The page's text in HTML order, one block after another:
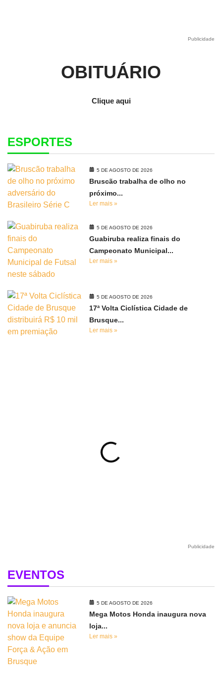
Publicidade
OBITUÁRIO
Clique aqui
ESPORTES
5 DE AGOSTO DE 2026
Bruscão trabalha de olho no
próximo...
Ler mais »
5 DE AGOSTO DE 2026
Guabiruba realiza finais do
Campeonato Municipal...
Ler mais »
5 DE AGOSTO DE 2026
17ª Volta Ciclística Cidade de
Brusque...
Ler mais »
Publicidade
EVENTOS
5 DE AGOSTO DE 2026
Mega Motos Honda inaugura nova
loja...
Ler mais »